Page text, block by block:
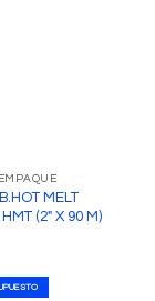
MELT
(2″ X 90 M)